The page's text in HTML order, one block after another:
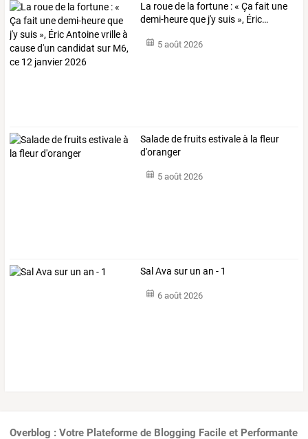
La rouede la fortune :« Ça fait une
demi-heureque j'ysuis », Éric…
5 août 2026
Salade de fruits estivale à la fleur
d'oranger
5 août 2026
Sal Ava sur un an - 1
6 août 2026
Overblog : Votre Plateforme de Blogging Facile et Performante